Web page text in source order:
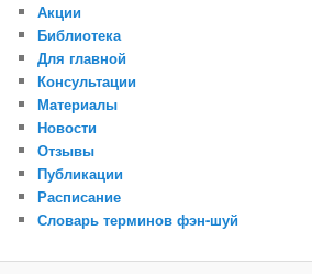
Акции
Библиотека
Для главной
Консультации
Материалы
Новости
Отзывы
Публикации
Расписание
Словарь терминов фэн-шуй